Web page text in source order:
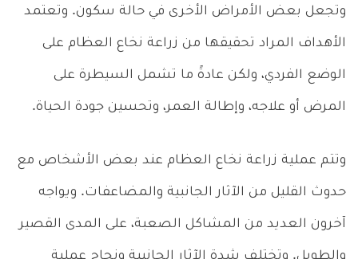
وتجعل بعض الأمراض الأخرى في حالة سكون. وتعتمد
الأهداف المراد تحقيقها من زراعة نخاع العظام على
الوضع الفردي، ولكن عادةً ما تشمل السيطرة على
المرض أو علاجه، وإطالة العمر، وتحسين جودة الحياة.
وتتم عملية زراعة نخاع العظام عند بعض الأشخاص مع
حدوث القليل من الآثار الجانبية والمضاعفات. ويواجه
آخرون العديد من المشاكل الصعبة، على المدى القصير